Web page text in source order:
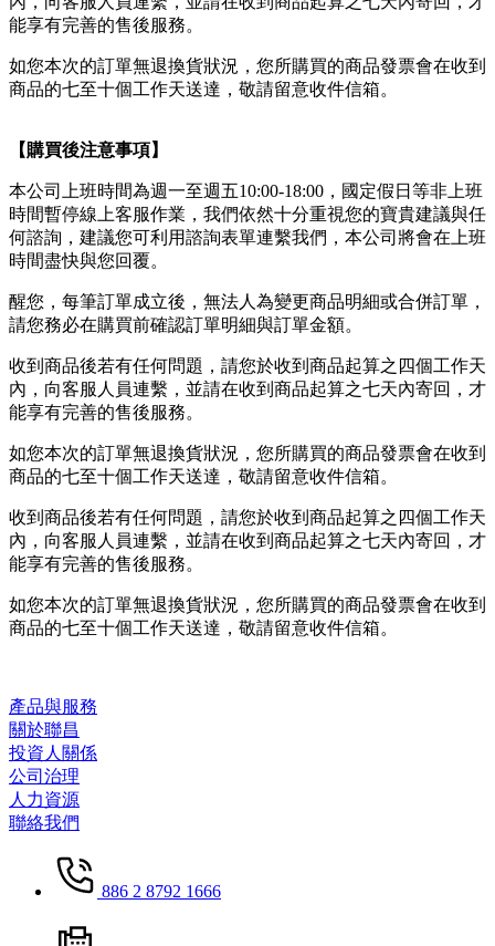
能享有完善的售後服務。
如您本次的訂單無退換貨狀況，您所購買的商品發票會在收到
商品的七至十個工作天送達，敬請留意收件信箱。
【購買後注意事項】
本公司上班時間為週一至週五10:00-18:00，國定假日等非上班
時間暫停線上客服作業，我們依然十分重視您的寶貴建議與任
何諮詢，建議您可利用諮詢表單連繫我們，本公司將會在上班
時間盡快與您回覆。
醒您，每筆訂單成立後，無法人為變更商品明細或合併訂單，
請您務必在購買前確認訂單明細與訂單金額。
收到商品後若有任何問題，請您於收到商品起算之四個工作天
內，向客服人員連繫，並請在收到商品起算之七天內寄回，才
能享有完善的售後服務。
如您本次的訂單無退換貨狀況，您所購買的商品發票會在收到
商品的七至十個工作天送達，敬請留意收件信箱。
收到商品後若有任何問題，請您於收到商品起算之四個工作天
內，向客服人員連繫，並請在收到商品起算之七天內寄回，才
能享有完善的售後服務。
如您本次的訂單無退換貨狀況，您所購買的商品發票會在收到
商品的七至十個工作天送達，敬請留意收件信箱。
產品與服務
關於聯昌
投資人關係
公司治理
人力資源
聯絡我們
886 2 8792 1666